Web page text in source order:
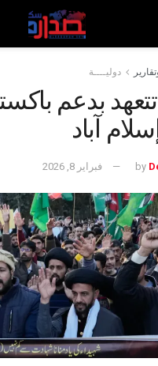
دوليــــة
بدعم
آباد
by فبراير 8, 2026